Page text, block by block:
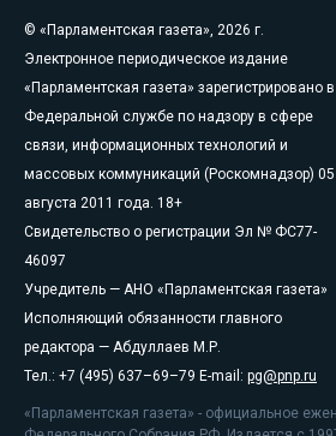
© «Парламентская газета», 2026 г.
Электронное периодическое издание
«Парламентская газета» зарегистрировано в
Федеральной службе по надзору в сфере
связи, информационных технологий и
массовых коммуникаций (Роскомнадзор) 05
августа 2011 года. 18+
Свидетельство о регистрации Эл № ФС77-
46097
Учредитель — АНО «Парламентская газета»
Исполняющий обязанности главного
редактора — Абдуллаев М.Р.
Тел.: +7 (495) 637–69–79 E-mail: pg@pnp.ru
«Парламентская газета» - официальное